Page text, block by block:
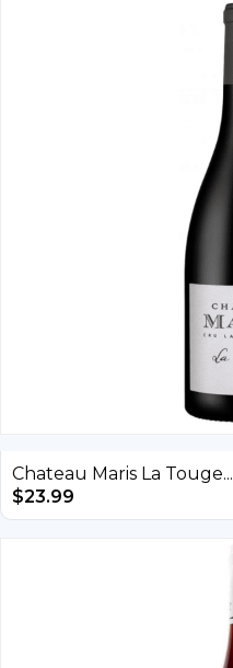
Chateau Maris La Touge...
$23.99